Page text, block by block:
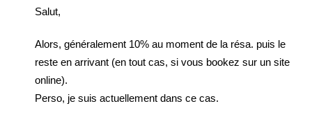
Salut,
Alors, généralement 10% au moment de la résa. puis le
reste en arrivant (en tout cas, si vous bookez sur un site
online).
Perso, je suis actuellement dans ce cas.